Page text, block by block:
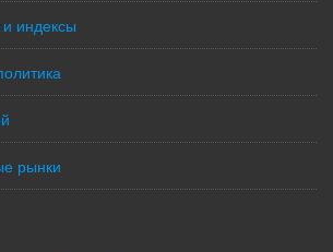
индексы
рынки